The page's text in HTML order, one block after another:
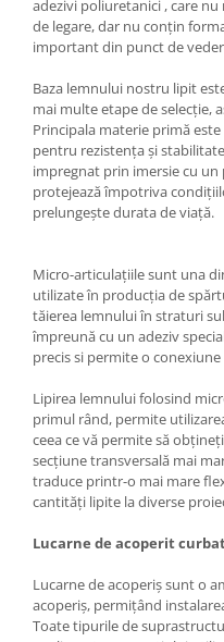
adezivi poliuretanici , care
de legare, dar nu conțin
important din punct de
Baza lemnului nostru lipit
mai multe etape de selecție,
Principala materie primă
pentru rezistența și
impregnat prin imersie cu un
protejează împotriva
prelungește durata de viață.
Micro-articulațiile sunt una
utilizate în producția de
tăierea lemnului în straturi
împreună cu un adeziv
precis si permite o
Lipirea lemnului folosind
primul rând, permite
ceea ce vă permite să
secțiune transversală mai
traduce printr-o mai mare
cantități lipite la diverse
Lucarne de acoperit
Lucarne de acoperiș sunt o
acoperiș, permițând
Toate tipurile de